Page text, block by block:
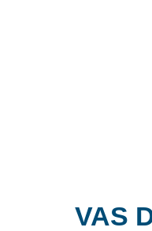
VAS